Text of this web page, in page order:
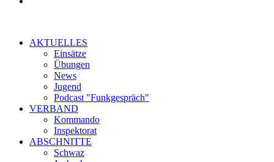
AKTUELLES
Einsätze
Übungen
News
Jugend
Podcast "Funkgespräch"
VERBAND
Kommando
Inspektorat
ABSCHNITTE
Schwaz